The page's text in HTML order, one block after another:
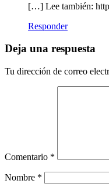
[…] Lee también:
Responder
Deja una respuesta
Tu dirección de correo
Comentario *
Nombre *